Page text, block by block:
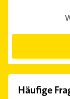
Häufige